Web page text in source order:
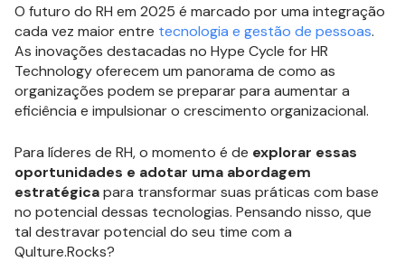
O futuro do RH em 2025 é marcado por uma integração
cada vez maior entre tecnologia e gestão de pessoas.
As inovações destacadas no Hype Cycle for HR
Technology oferecem um panorama de como as
organizações podem se preparar para aumentar a
eficiência e impulsionar o crescimento organizacional.
Para líderes de RH, o momento é de explorar essas
oportunidades e adotar uma abordagem
estratégicapara transformar suas práticas com base
no potencial dessas tecnologias. Pensando nisso, que
tal destravar potencial do seu time com a
Qulture.Rocks?